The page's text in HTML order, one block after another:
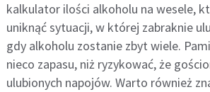
kalkulator ilości alkoholu na wesele,
uniknąć sytuacji, w której zabraknie
gdy alkoholu zostanie zbyt wiele.
nieco zapasu, niż ryzykować, że
ulubionych napojów. Warto również